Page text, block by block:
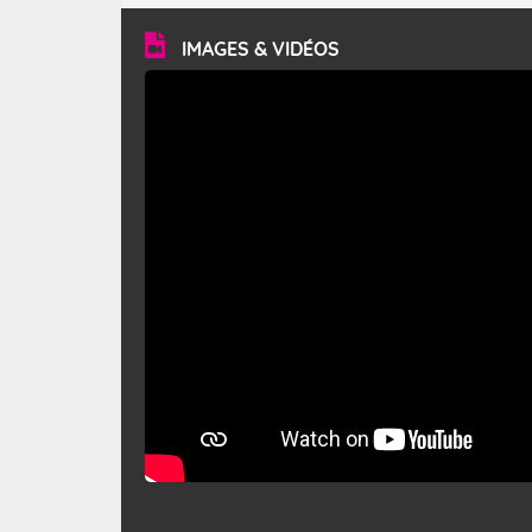
vitesse moyenne de 50 km/h et atteindre 80 à 100 km/h
en rafales, parfois davantage. Il parcourt la basse vallée
du Rhône et la Provence et envahit le littoral
méditerranéen à partir de la Camargue.
IMAGES & VIDÉOS